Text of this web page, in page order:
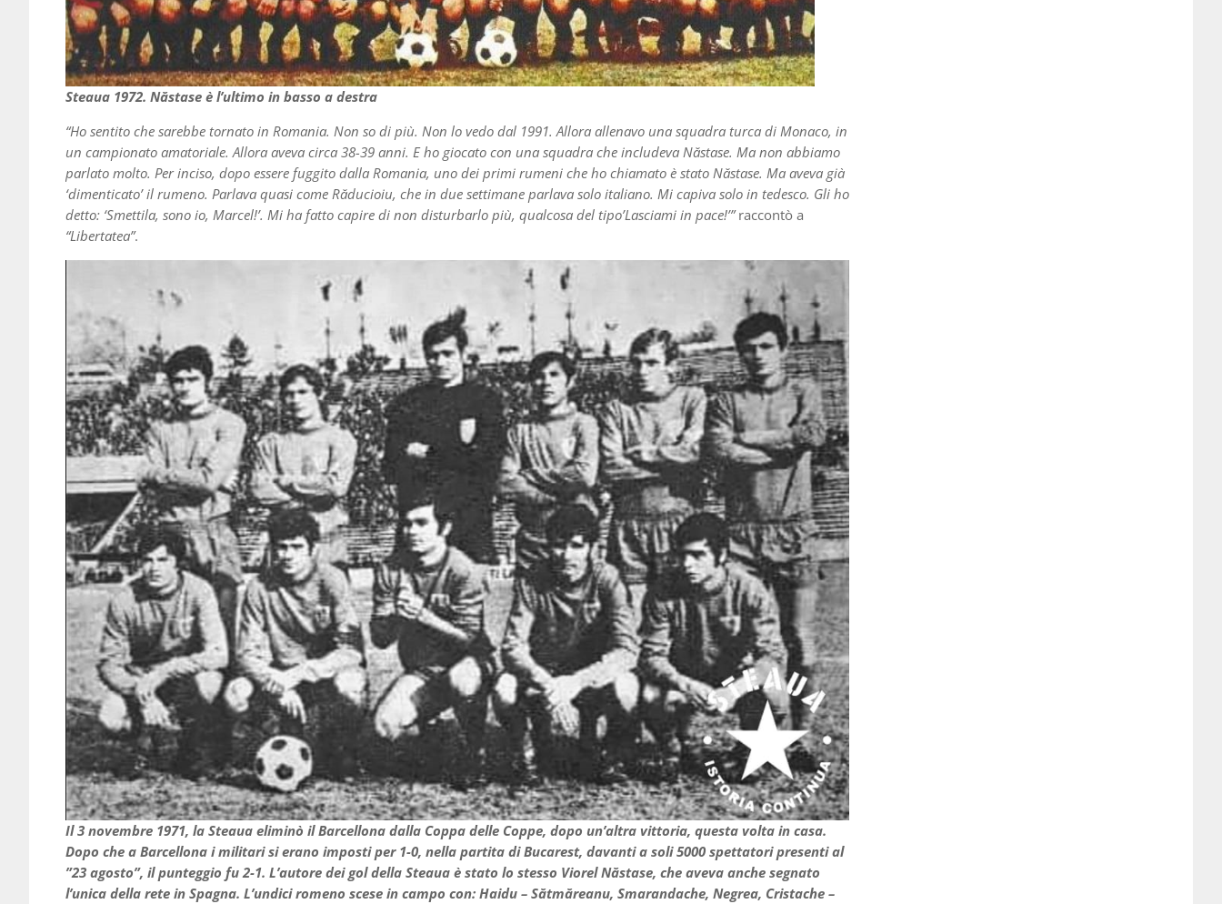
Steaua 1972. Năstase è l’ultimo in basso a destra
“Ho sentito che sarebbe tornato in Romania. Non so di più. Non lo vedo dal 1991. Allora allenavo una squadra turca di Monaco, in
un campionato amatoriale. Allora aveva circa 38-39 anni. E ho giocato con una squadra che includeva Năstase. Ma non abbiamo
parlato molto. Per inciso, dopo essere fuggito dalla Romania, uno dei primi rumeni che ho chiamato è stato Năstase. Ma aveva già
‘dimenticato’ il rumeno. Parlava quasi come Răducioiu, che in due settimane parlava solo italiano. Mi capiva solo in tedesco. Gli ho
detto: ‘Smettila, sono io, Marcel!’. Mi ha fatto capire di non disturbarlo più, qualcosa del tipo’Lasciami in pace!’”raccontò a
“Libertatea”.
Il 3 novembre 1971, la Steaua eliminò il Barcellona dalla Coppa delle Coppe, dopo un’altra vittoria, questa volta in casa.
Dopo che a Barcellona i militari si erano imposti per 1-0, nella partita di Bucarest, davanti a soli 5000 spettatori presenti al ​​
”23 agosto”, il punteggio fu 2-1. L’autore dei gol della Steaua è stato lo stesso Viorel Năstase, che aveva anche segnato
l’unica della rete in Spagna. L’undici romeno scese in campo con: Haidu – Sătmăreanu, Smarandache, Negrea, Cristache –